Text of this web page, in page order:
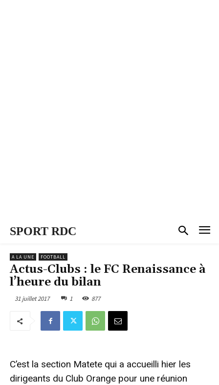
SPORT RDC
A LA UNE FOOTBALL
Actus-Clubs : le FC Renaissance à
l’heure du bilan
31 juillet 2017 1 877
C’est la section Matete qui a accueilli hier les
dirigeants du Club Orange pour une réunion